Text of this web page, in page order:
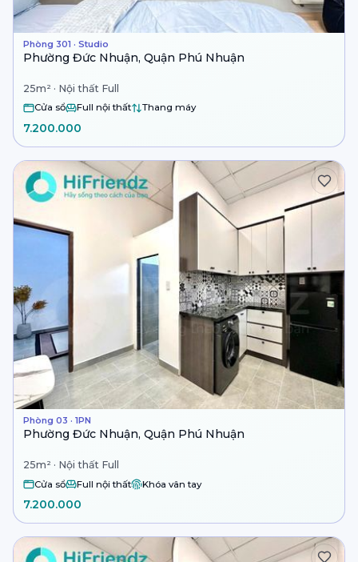
Phòng 301 · Studio
Phường Đức Nhuận, Quận Phú Nhuận
25m² · Nội thất Full
Cửa sổ Full nội thất Thang máy
7.200.000
Phòng 03 · 1PN
Phường Đức Nhuận, Quận Phú Nhuận
25m² · Nội thất Full
Cửa sổ Full nội thất Khóa vân tay
7.200.000